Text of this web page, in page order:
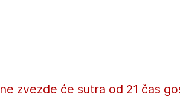
zvezde će sutra od 21 čas